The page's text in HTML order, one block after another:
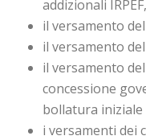
addizionali
il versamento
il versamento
il versamento
concessione
bollatura
i versamenti dei